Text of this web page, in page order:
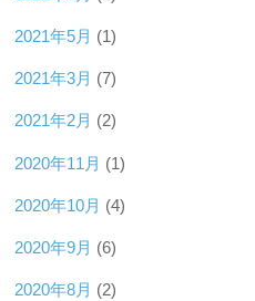
2021年5月 (1)
2021年3月 (7)
2021年2月 (2)
2020年11月 (1)
2020年10月 (4)
2020年9月 (6)
2020年8月 (2)